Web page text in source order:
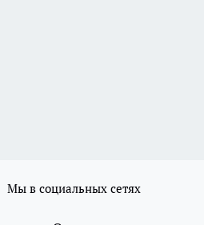
Мы в социальных сетях